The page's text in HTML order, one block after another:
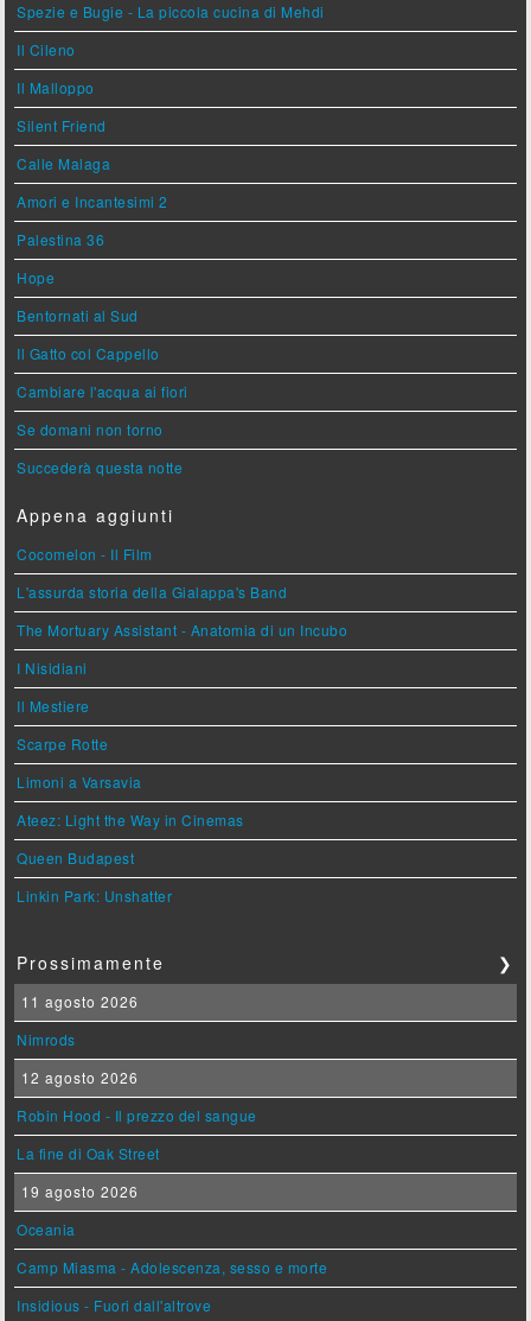
Spezie e Bugie - La piccola cucina di Mehdi
Il Cileno
Il Malloppo
Silent Friend
Calle Malaga
Amori e Incantesimi 2
Palestina 36
Hope
Bentornati al Sud
Il Gatto col Cappello
Cambiare l'acqua ai fiori
Se domani non torno
Succederà questa notte
Appena aggiunti
Cocomelon - Il Film
L'assurda storia della Gialappa's Band
The Mortuary Assistant - Anatomia di un Incubo
I Nisidiani
Il Mestiere
Scarpe Rotte
Limoni a Varsavia
Ateez: Light the Way in Cinemas
Queen Budapest
Linkin Park: Unshatter
Prossimamente ❯
11 agosto 2026
Nimrods
12 agosto 2026
Robin Hood - Il prezzo del sangue
La fine di Oak Street
19 agosto 2026
Oceania
Camp Miasma - Adolescenza, sesso e morte
Insidious - Fuori dall'altrove